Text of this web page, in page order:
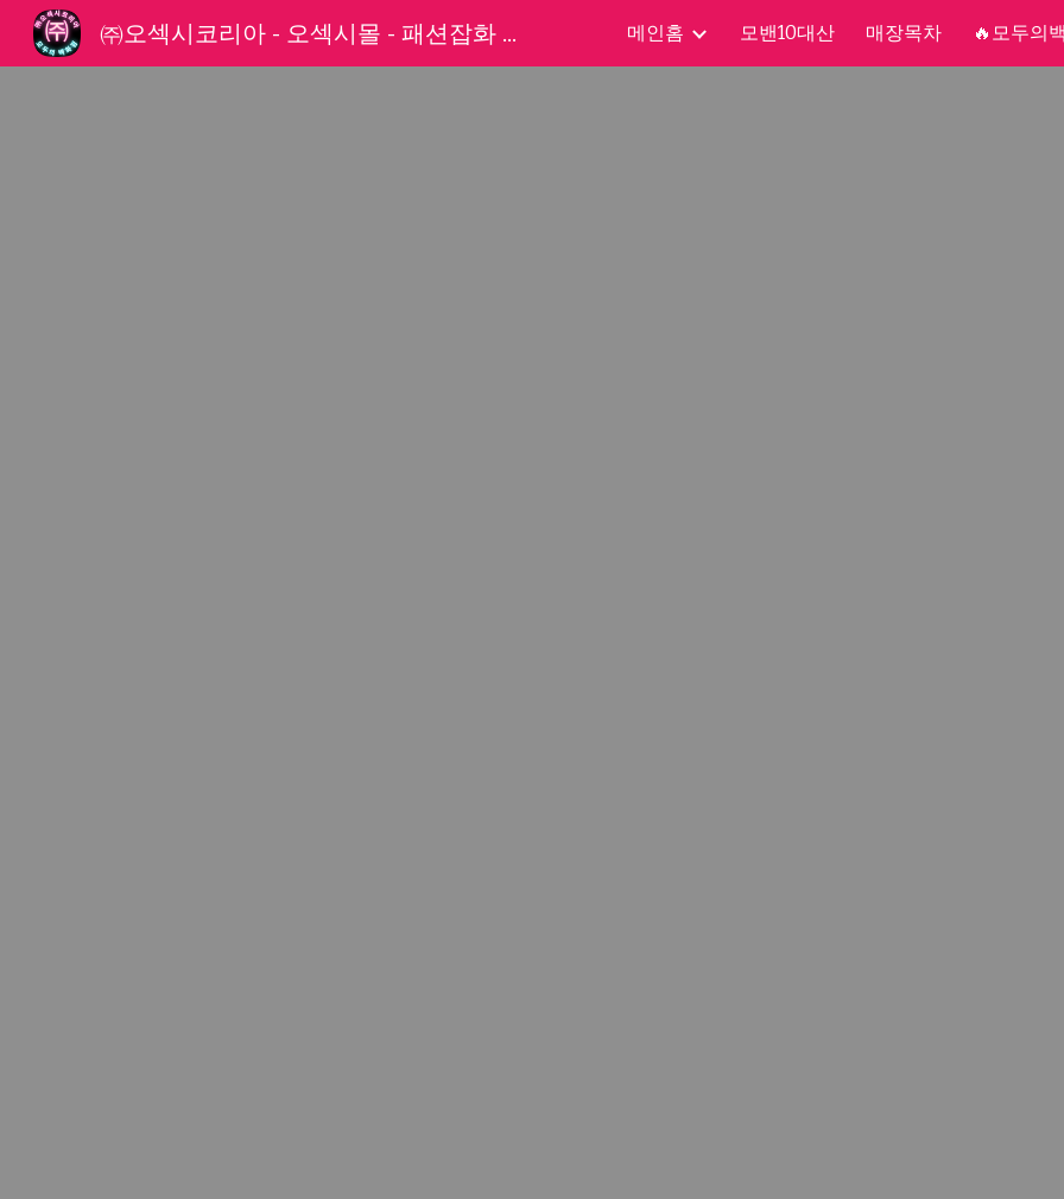
Skip to main content Skip to
㈜오섹시코리아 - 오섹시몰 - 패션잡화 파트너 메인홈 모밴10대산 매장목차 🔥모두의